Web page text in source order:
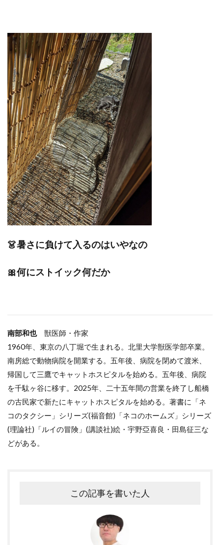
👗暑さに負けて入るのはいやなの
🎀何にストイック何だか
南部和也獣医師・作家
1960年、東京の八丁堀で生まれる。北里大学獣医学部卒業。
南房総で動物病院を開業する。五年後、病院を閉めて渡米、
帰国して三鷹でキャットホスピタルを始める。五年後、病院
を千駄ヶ谷に移す。2025年、二十五年間の営業を終了し船橋
の古民家で新たにキャットホスピタルを始める。著書に「ネ
コのタクシー」シリーズ(福音館)「ネコのホームズ」シリーズ
(理論社)「ルイの冒険」(講談社)絵・宇野亞喜良・田島征三な
どがある。
この記事を書いた人